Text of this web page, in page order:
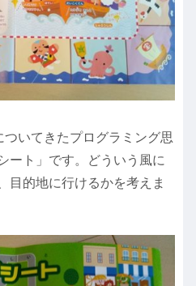
いてきたプログラミング思
ート」です。どういう風に
目的地に行けるかを考えま